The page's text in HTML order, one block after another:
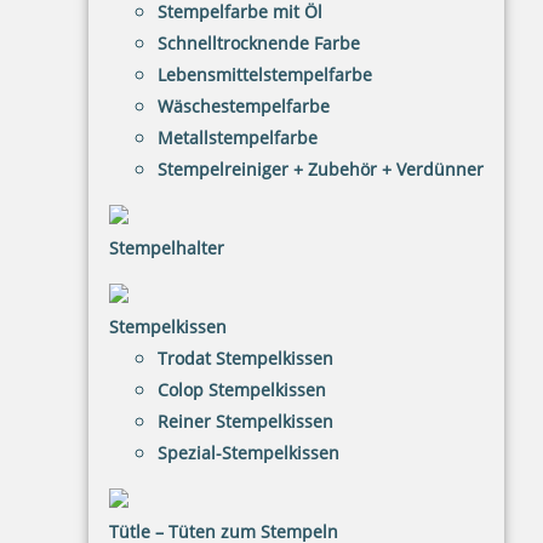
Stempelfarbe mit Öl
Schnelltrocknende Farbe
Lebensmittelstempelfarbe
Wäschestempelfarbe
Metallstempelfarbe
Stempelreiniger + Zubehör + Verdünner
Stempelhalter
Stempelkissen
Trodat Stempelkissen
Colop Stempelkissen
Reiner Stempelkissen
Spezial-Stempelkissen
Tütle – Tüten zum Stempeln
Versandinformationen
Zahlungsbedingungen
Dateiformate
INFORMATIONEN